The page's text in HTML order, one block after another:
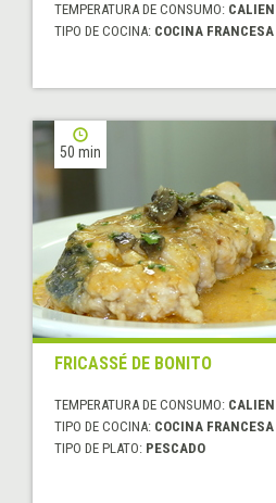
TEMPERATURA DE CONSUMO:
TIPO DE COCINA: COCINA FRANCESA
50 min
FRICASSÉ DE BONITO
TEMPERATURA DE CONSUMO:
TIPO DE COCINA: COCINA FRANCESA
TIPO DE PLATO: PESCADO